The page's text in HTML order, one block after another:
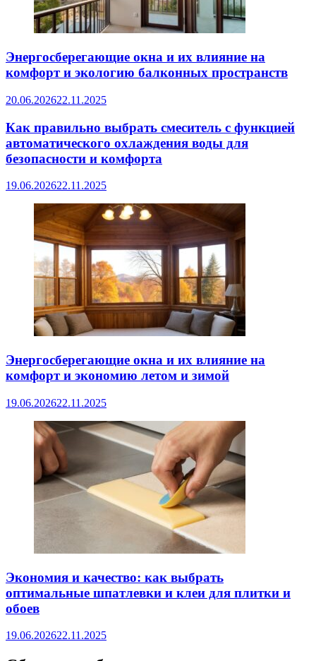
Энергосберегающие окна и их влияние на
комфорт и экологию балконных пространств
20.06.202622.11.2025
Как правильно выбрать смеситель с функцией
автоматического охлаждения воды для
безопасности и комфорта
19.06.202622.11.2025
Энергосберегающие окна и их влияние на
комфорт и экономию летом и зимой
19.06.202622.11.2025
Экономия и качество: как выбрать
оптимальные шпатлевки и клеи для плитки и
обоев
19.06.202622.11.2025